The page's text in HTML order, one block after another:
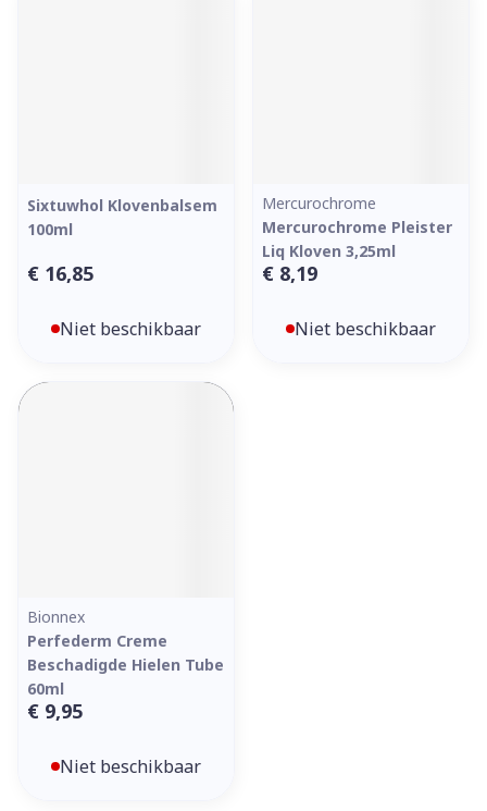
Sixtuwhol Klovenbalsem
100ml
€ 16,85
Niet beschikbaar
Mercurochrome
Mercurochrome Pleister
Liq Kloven 3,25ml
€ 8,19
Niet beschikbaar
Bionnex
Perfederm Creme
Beschadigde Hielen Tube
60ml
€ 9,95
Niet beschikbaar